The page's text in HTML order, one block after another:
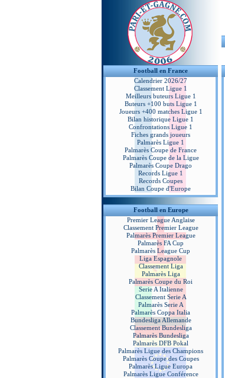
Football en France
Calendrier 2026/27
Classement Ligue 1
Meilleurs buteurs Ligue 1
Buteurs +100 buts Ligue 1
Joueurs +400 matches Ligue 1
Bilan historique Ligue 1
Confrontations Ligue 1
Fiches grands joueurs
Palmarès Ligue 1
Palmarès Coupe de France
Palmarès Coupe de la Ligue
Palmarès Coupe Drago
Records Ligue 1
Records Coupes
Bilan Coupe d'Europe
Football en Europe
Premier League Anglaise
Classement Premier League
Palmarès Premier League
Palmarès FA Cup
Palmarès League Cup
Liga Espagnole
Classement Liga
Palmarès Liga
Palmarès Coupe du Roi
Serie A Italienne
Classement Serie A
Palmarès Serie A
Palmarès Coppa Italia
Bundesliga Allemande
Classement Bundesliga
Palmarès Bundesliga
Palmarès DFB Pokal
Palmarès Ligue des Champions
Palmarès Coupe des Coupes
Palmarès Ligue Europa
Palmarès Ligue Conférence